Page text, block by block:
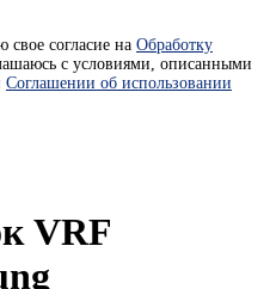
согласие на Обработку
с условиями, описанными
Соглашении об использовании
VRF